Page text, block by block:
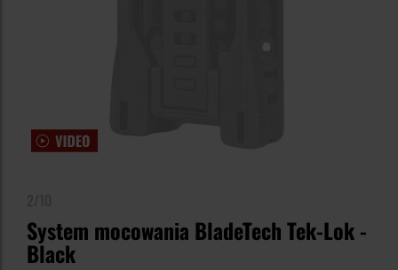
System mocowania BladeTech Tek-Lok -
Black